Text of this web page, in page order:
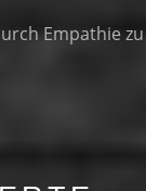
Empathie zu